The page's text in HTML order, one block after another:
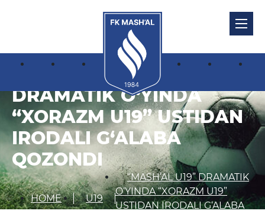
“MASH’AL U19”
DRAMATIK O‘YINDA
“XORAZM U19” USTIDAN
IRODALI G‘ALABA
QOZONDI
HOME U19
“MASH’AL U19” DRAMATIK
O‘YINDA “XORAZM U19”
USTIDAN IRODALI G‘ALABA